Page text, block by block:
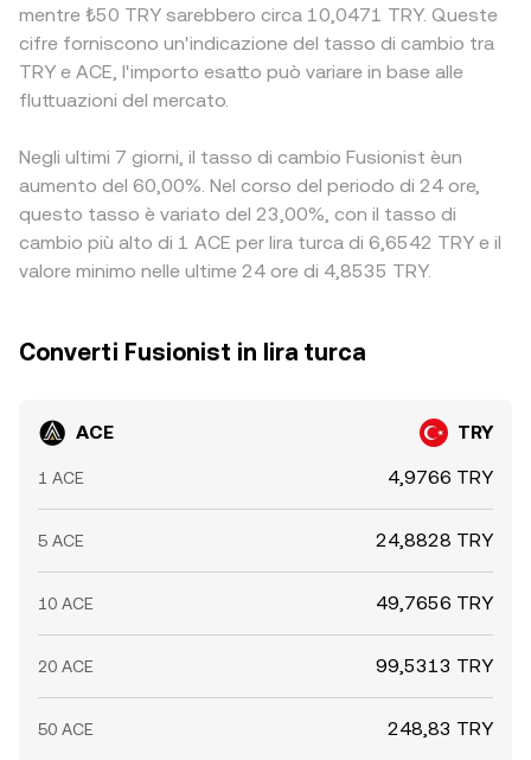
mentre ₺50 TRY sarebbero circa 10,0471 TRY. Queste
cifre forniscono un'indicazione del tasso di cambio tra
TRY e ACE, l'importo esatto può variare in base alle
fluttuazioni del mercato.
Negli ultimi 7 giorni, il tasso di cambio Fusionist èun
aumento del 60,00%. Nel corso del periodo di 24 ore,
questo tasso è variato del 23,00%, con il tasso di
cambio più alto di 1 ACE per lira turca di 6,6542 TRY e il
valore minimo nelle ultime 24 ore di 4,8535 TRY.
Converti Fusionist in lira turca
ACE TRY
1 ACE 4,9766 TRY
5 ACE 24,8828 TRY
10 ACE 49,7656 TRY
20 ACE 99,5313 TRY
50 ACE 248,83 TRY